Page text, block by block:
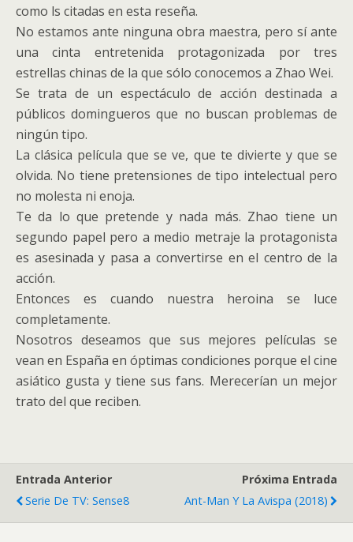
como ls citadas en esta reseña.
No estamos ante ninguna obra maestra, pero sí ante
una cinta entretenida protagonizada por tres
estrellas chinas de la que sólo conocemos a Zhao Wei.
Se trata de un espectáculo de acción destinada a
públicos domingueros que no buscan problemas de
ningún tipo.
La clásica película que se ve, que te divierte y que se
olvida. No tiene pretensiones de tipo intelectual pero
no molesta ni enoja.
Te da lo que pretende y nada más. Zhao tiene un
segundo papel pero a medio metraje la protagonista
es asesinada y pasa a convertirse en el centro de la
acción.
Entonces es cuando nuestra heroina se luce
completamente.
Nosotros deseamos que sus mejores películas se
vean en España en óptimas condiciones porque el cine
asiático gusta y tiene sus fans. Merecerían un mejor
trato del que reciben.
Entrada Anterior
Serie De TV: Sense8
Próxima Entrada
Ant-Man Y La Avispa (2018)